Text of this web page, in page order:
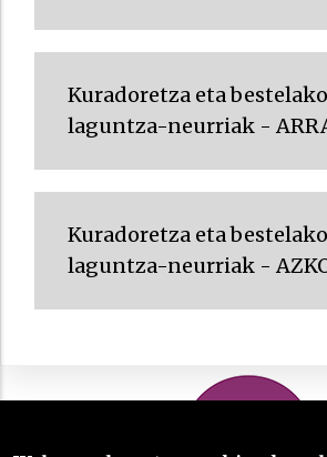
Kuradoretza eta bestelako
laguntza-neurriak -
Kuradoretza eta bestelako
laguntza-neurriak -